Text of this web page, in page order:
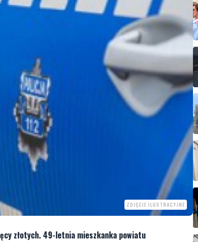
ZDJĘCIE ILUSTRACYJNE
złotych. 49-letnia mieszkanka powiatu